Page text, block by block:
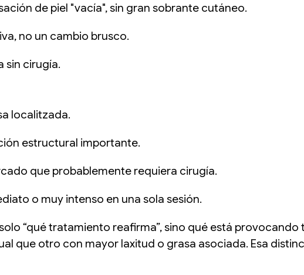
de piel "vacía", sin gran sobrante cutáneo.
no un cambio brusco.
sin cirugía.
localitzada.
estructural importante.
que probablemente requiera cirugía.
o muy intenso en una sola sesión.
“qué tratamiento reafirma”, sino qué está
que otro con mayor laxitud o grasa asociada. Esa